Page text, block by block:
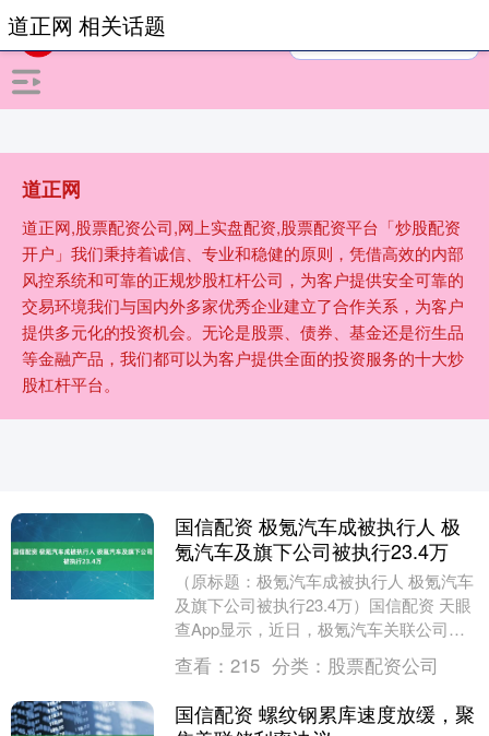
道正网
道正网,股票配资公司,网上实盘配资,股票配资平台「炒股配资
开户」我们秉持着诚信、专业和稳健的原则，凭借高效的内部
风控系统和可靠的正规炒股杠杆公司，为客户提供安全可靠的
交易环境我们与国内外多家优秀企业建立了合作关系，为客户
提供多元化的投资机会。无论是股票、债券、基金还是衍生品
等金融产品，我们都可以为客户提供全面的投资服务的十大炒
股杠杆平台。
道正网 相关话题
国信配资 极氪汽车成被执行人 极
氪汽车及旗下公司被执行23.4万
（原标题：极氪汽车成被执行人 极氪汽车
及旗下公司被执行23.4万）国信配资 天眼
查App显示，近日，极氪汽车关联公司浙
江极氪智能科技有限公司、宁波前湾新区
极氪汽....
查看： 215 分类： 股票配资公司
国信配资 螺纹钢累库速度放缓，聚